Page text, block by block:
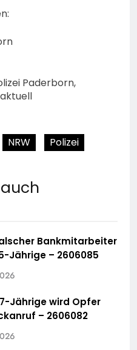
Paderborn,
NRW Polizei
Bankmitarbeiter
Jährige – 2606085
Jährige wird Opfer
– 2606082